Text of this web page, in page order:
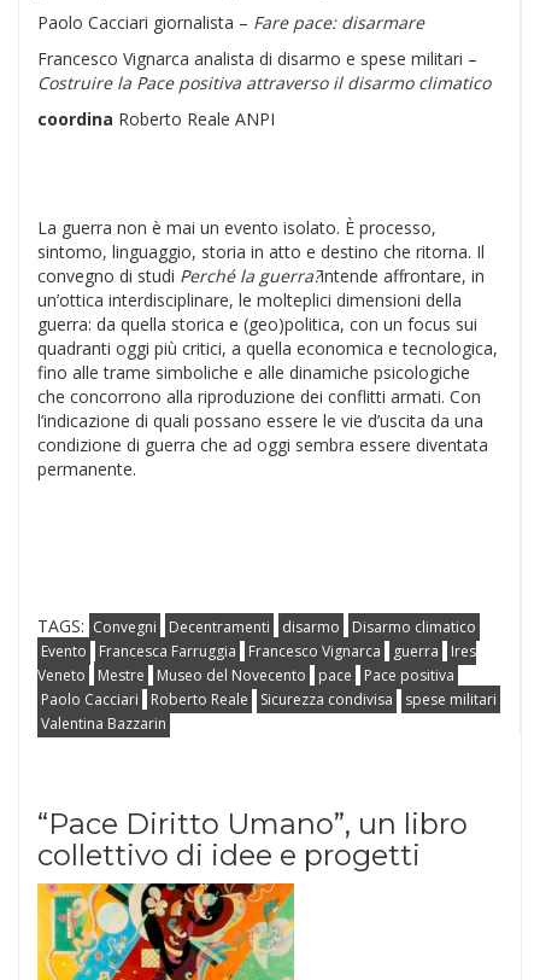
Paolo Cacciari giornalista – Fare pace: disarmare
Francesco Vignarca analista di disarmo e spese militari –
Costruire la Pace positiva attraverso il disarmo climatico
coordina Roberto Reale ANPI
La guerra non è mai un evento isolato. È processo,
sintomo, linguaggio, storia in atto e destino che ritorna. Il
convegno di studi Perché la guerra?intende affrontare, in
un’ottica interdisciplinare, le molteplici dimensioni della
guerra: da quella storica e (geo)politica, con un focus sui
quadranti oggi più critici, a quella economica e tecnologica,
fino alle trame simboliche e alle dinamiche psicologiche
che concorrono alla riproduzione dei conflitti armati. Con
l’indicazione di quali possano essere le vie d’uscita da una
condizione di guerra che ad oggi sembra essere diventata
permanente.
TAGS: Convegni Decentramenti disarmo
Disarmo climatico
Evento
Francesca Farruggia Francesco Vignarca guerra
Ires
Veneto
Mestre Museo del Novecento pace
Pace positiva
Paolo Cacciari
Roberto Reale Sicurezza condivisa
spese militari
Valentina Bazzarin
“Pace Diritto Umano”, un libro
collettivo di idee e progetti